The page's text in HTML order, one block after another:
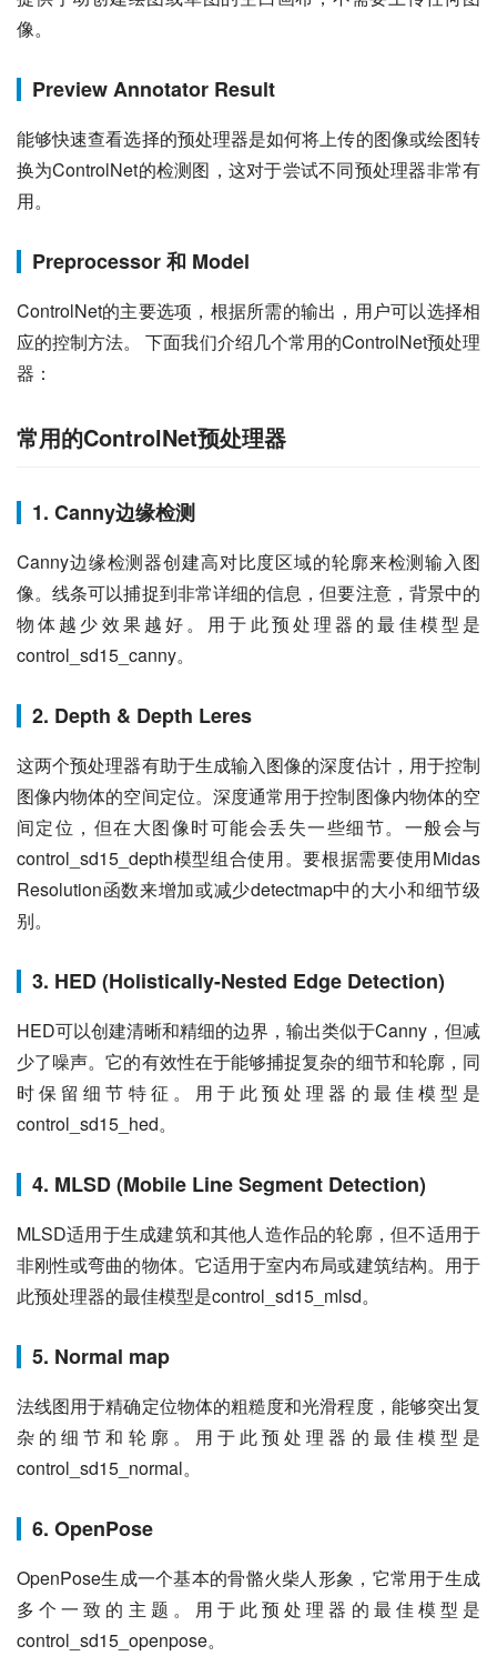
像。
Preview Annotator Result
能够快速查看选择的预处理器是如何将上传的图像或绘图转
换为ControlNet的检测图，这对于尝试不同预处理器非常有
用。
Preprocessor 和 Model
ControlNet的主要选项，根据所需的输出，用户可以选择相
应的控制方法。 下面我们介绍几个常用的ControlNet预处理
器：
常用的ControlNet预处理器
1. Canny边缘检测
Canny边缘检测器创建高对比度区域的轮廓来检测输入图
像。线条可以捕捉到非常详细的信息，但要注意，背景中的
物体越少效果越好。用于此预处理器的最佳模型是
control_sd15_canny。
2. Depth & Depth Leres
这两个预处理器有助于生成输入图像的深度估计，用于控制
图像内物体的空间定位。深度通常用于控制图像内物体的空
间定位，但在大图像时可能会丢失一些细节。一般会与
control_sd15_depth模型组合使用。要根据需要使用Midas
Resolution函数来增加或减少detectmap中的大小和细节级
别。
3. HED (Holistically-Nested Edge Detection)
HED可以创建清晰和精细的边界，输出类似于Canny，但减
少了噪声。它的有效性在于能够捕捉复杂的细节和轮廓，同
时保留细节特征。用于此预处理器的最佳模型是
control_sd15_hed。
4. MLSD (Mobile Line Segment Detection)
MLSD适用于生成建筑和其他人造作品的轮廓，但不适用于
非刚性或弯曲的物体。它适用于室内布局或建筑结构。用于
此预处理器的最佳模型是control_sd15_mlsd。
5. Normal map
法线图用于精确定位物体的粗糙度和光滑程度，能够突出复
杂的细节和轮廓。用于此预处理器的最佳模型是
control_sd15_normal。
6. OpenPose
OpenPose生成一个基本的骨骼火柴人形象，它常用于生成
多个一致的主题。用于此预处理器的最佳模型是
control_sd15_openpose。